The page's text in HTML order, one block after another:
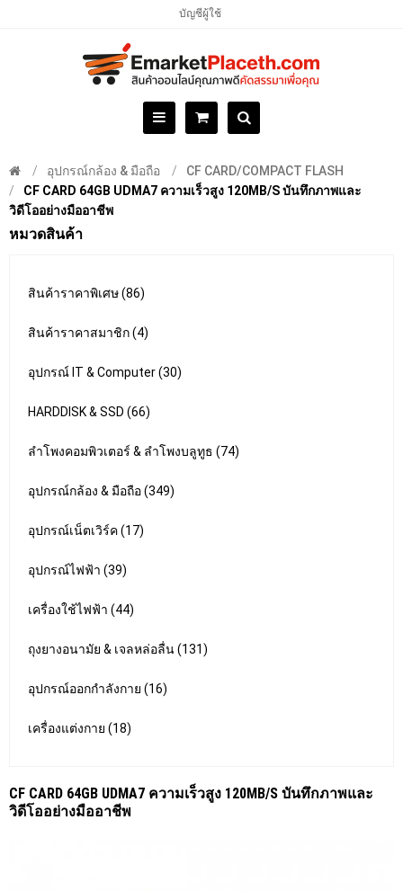
บัญชีผู้ใช้
อุปกรณ์กล้อง & มือถือ
CF CARD/COMPACT FLASH
CF CARD 64GB UDMA7 ความเร็วสูง 120MB/S บันทึกภาพและ
วิดีโออย่างมืออาชีพ
หมวดสินค้า
สินค้าราคาพิเศษ (86)
สินค้าราคาสมาชิก (4)
อุปกรณ์ IT & Computer (30)
HARDDISK & SSD (66)
ลำโพงคอมพิวเตอร์ & ลำโพงบลูทูธ (74)
อุปกรณ์กล้อง & มือถือ (349)
อุปกรณ์เน็ตเวิร์ค (17)
อุปกรณ์ไฟฟ้า (39)
เครื่องใช้ไฟฟ้า (44)
ถุงยางอนามัย & เจลหล่อลื่น (131)
อุปกรณ์ออกกำลังกาย (16)
เครื่องแต่งกาย (18)
CF CARD 64GB UDMA7 ความเร็วสูง 120MB/S บันทึกภาพและ
วิดีโออย่างมืออาชีพ